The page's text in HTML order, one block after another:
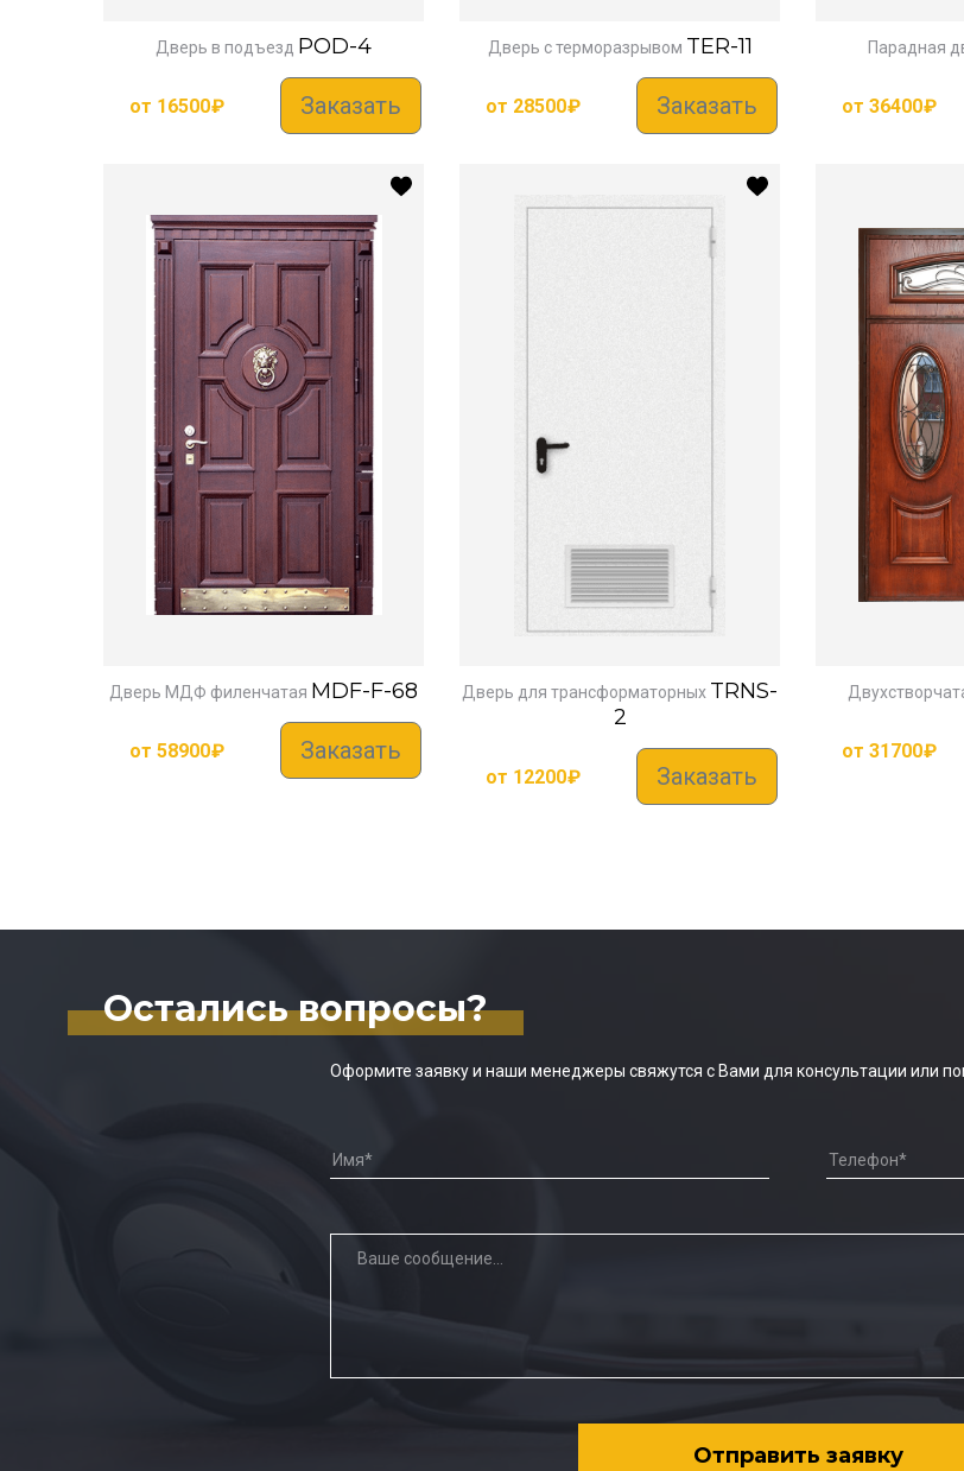
Дверь в подъезд POD-4
от 16500₽ Заказать
Дверь с терморазрывом TER-11
от 28500₽ Заказать
Парадная
от 36400₽
Дверь МДФ филенчатая MDF-F-68
от 58900₽ Заказать
Дверь для трансформаторных TRNS-
2
от 12200₽ Заказать
от 31700₽
Остались вопросы?
Оформите заявку и наши менеджеры свяжутся с Вами для консультации или
Отправить заявку